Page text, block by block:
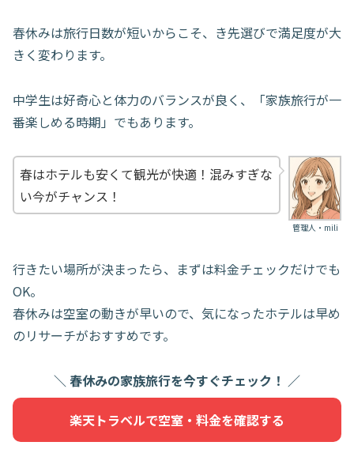
春休みは旅行日数が短いからこそ、き先選びで満足度が大
きく変わります。
中学生は好奇心と体力のバランスが良く、「家族旅行が一
番楽しめる時期」でもあります。
管理人・mili
春はホテルも安くて観光が快適！混みすぎな
い今がチャンス！
行きたい場所が決まったら、まずは料金チェックだけでも
OK。
春休みは空室の動きが早いので、気になったホテルは早め
のリサーチがおすすめです。
＼ 春休みの家族旅行を今すぐチェック！ ／
楽天トラベルで空室・料金を確認する